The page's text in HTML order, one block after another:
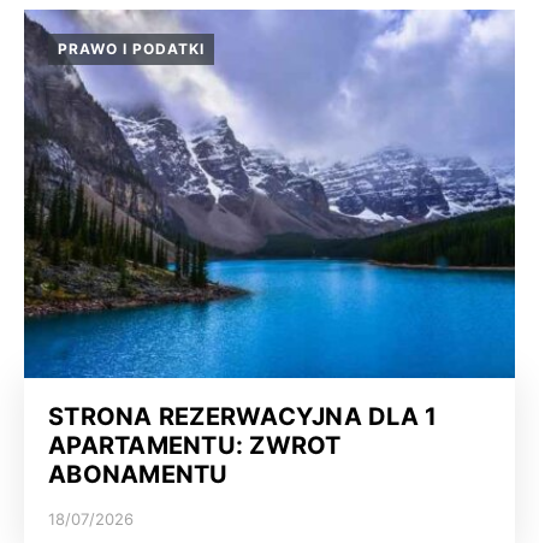
PRAWO I PODATKI
STRONA REZERWACYJNA DLA 1
APARTAMENTU: ZWROT
ABONAMENTU
18/07/2026